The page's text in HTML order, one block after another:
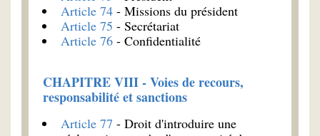
Article 74 - Missions du président
Article 75 - Secrétariat
Article 76 - Confidentialité
CHAPITRE VIII - Voies de recours,
responsabilité et sanctions
Article 77 - Droit d'introduire une